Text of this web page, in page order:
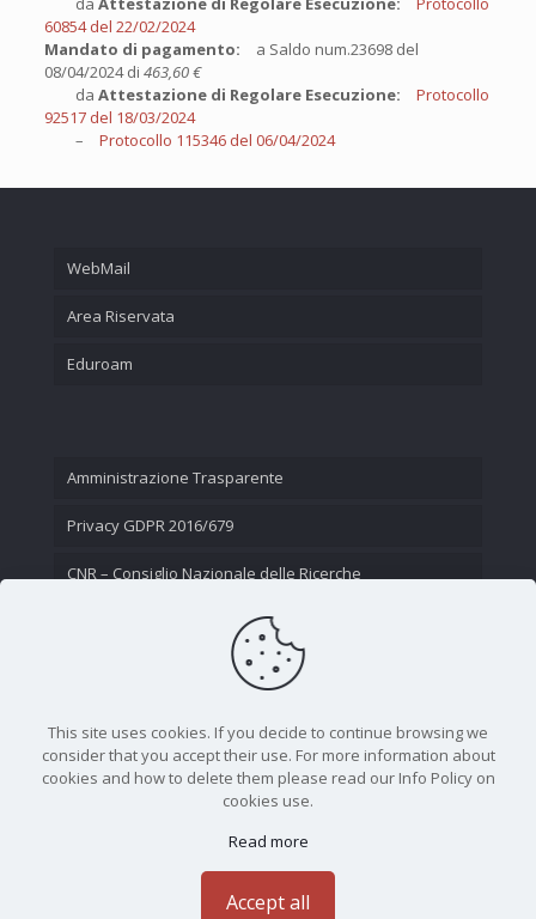
60854 del 22/02/2024
Mandato di pagamento: a Saldo num.23698 del
08/04/2024 di 463,60 €
da Attestazione di Regolare Esecuzione:
Protocollo
92517 del 18/03/2024
– Protocollo 115346 del 06/04/2024
WebMail
Area Riservata
Eduroam
Amministrazione Trasparente
Privacy GDPR 2016/679
CNR – Consiglio Nazionale delle Ricerche
This site uses cookies. If you decide to continue browsing we
consider that you accept their use. For more information about
cookies and how to delete them please read our Info Policy on
cookies use.
Read more
Accept all